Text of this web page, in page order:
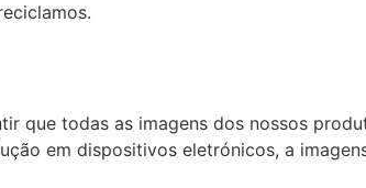
que todas as imagens dos nossos
em dispositivos eletrónicos, a